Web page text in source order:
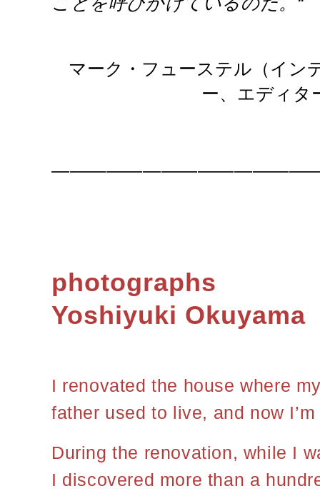
マーク・フューステル（イン
ー、エディタ
photographs
Yoshiyuki Okuyama
I renovated the house where
father used to live, and now
During the renovation, while I
I discovered more than a